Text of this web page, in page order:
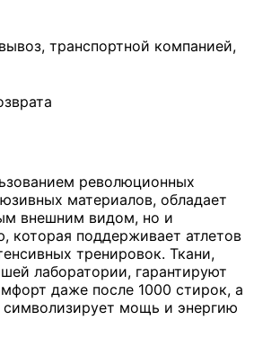
транспортной компанией,
революционных
материалов, обладает
внешним видом, но и
которая поддерживает атлетов
тренировок. Ткани,
лаборатории, гарантируют
даже после 1000 стирок, а
символизирует мощь и энергию